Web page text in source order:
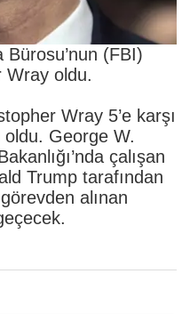
(FBI)
Wray oldu.
Wray 5’e karşı
oldu. George W.
çalışan
Trump tarafından
alınan